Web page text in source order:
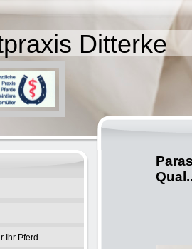
Ditterke
Ihr Pferd